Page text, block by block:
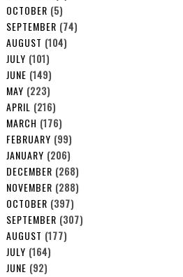
OCTOBER (5)
SEPTEMBER (74)
AUGUST (104)
JULY (101)
JUNE (149)
MAY (223)
APRIL (216)
MARCH (176)
FEBRUARY (99)
JANUARY (206)
DECEMBER (268)
NOVEMBER (288)
OCTOBER (397)
SEPTEMBER (307)
AUGUST (177)
JULY (164)
JUNE (92)